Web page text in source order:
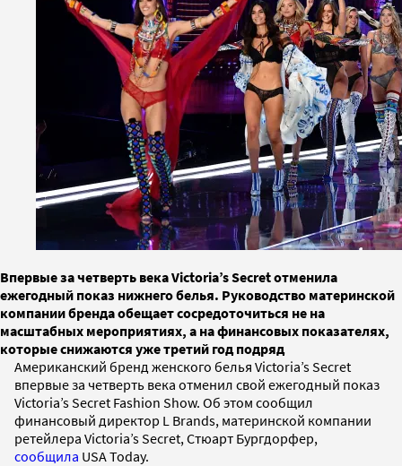
Впервые за четверть века Victoriaʼs Secret отменила
ежегодный показ нижнего белья. Руководство материнской
компании бренда обещает сосредоточиться не на
масштабных мероприятиях, а на финансовых показателях,
которые снижаются уже третий год подряд
Американский бренд женского белья Victoriaʼs Secret
впервые за четверть века отменил свой ежегодный показ
Victoriaʼs Secret Fashion Show. Об этом сообщил
финансовый директор L Brands, материнской компании
ретейлера Victoriaʼs Secret, Стюарт Бургдорфер,
сообщила USA Today.